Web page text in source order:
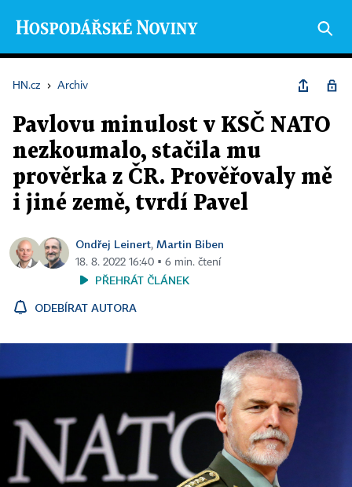
HN.cz › Archiv
Pavlovu minulost v KSČ NATO
nezkoumalo, stačila mu
prověrka z ČR. Prověřovaly mě
i jiné země, tvrdí Pavel
Ondřej Leinert, Martin Biben
18. 8. 2022 16:40 ▪ 6 min. čtení
PŘEHRÁT ČLÁNEK
ODEBÍRAT AUTORA